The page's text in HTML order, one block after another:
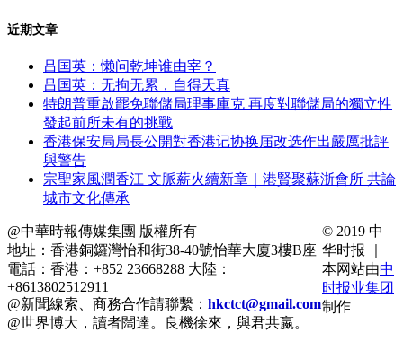
近期文章
吕国英：懒问乾坤谁由宰？
吕国英：无拘无累，自得天真
特朗普重啟罷免聯儲局理事庫克 再度對聯儲局的獨立性
發起前所未有的挑戰
香港保安局局長公開對香港记协换届改选作出嚴厲批評
與警告
宗聖家風潤香江 文脈薪火續新章｜港賢聚蘇浙會所 共論
城市文化傳承
@中華時報傳媒集團 版權所有
地址：香港銅鑼灣怡和街38-40號怡華大廈3樓B座
電話：香港：+852 23668288 大陸：
+8613802512911
@新聞線索、商務合作請聯繫： hkctct@gmail.com
@世界博大，讀者闊達。良機徐來，與君共嬴。
© 2019 中
华时报 ｜
本网站由中
时报业集团
制作